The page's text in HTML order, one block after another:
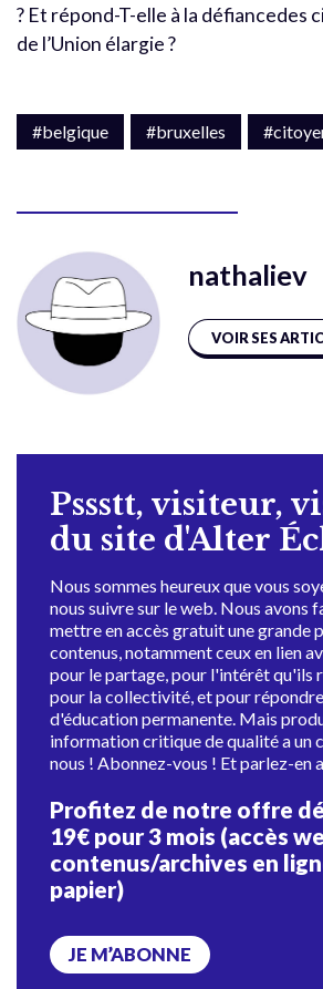
? Et répond-T-elle à la défiancedes
de l’Union élargie ?
#belgique #bruxelles
nathaliev
VOIR SES
Pssstt, visiteur,
du site d'Alter
Nous sommes heureux que vous
nous suivre sur le web. Nous avons
mettre en accès gratuit une grande
contenus, notamment ceux en lien
pour le partage, pour l'intérêt qu'ils
pour la collectivité, et pour
d'éducation permanente. Mais
information critique de qualité a un
nous ! Abonnez-vous ! Et parlez-en
Profitez de notre offre
19€ pour 3 mois (accès
contenus/archives en
papier)
JE M’ABONNE